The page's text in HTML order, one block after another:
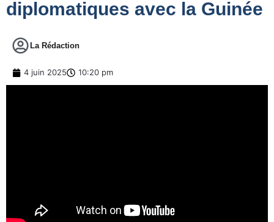
diplomatiques avec la Guinée
La Rédaction
4 juin 2025 10:20 pm